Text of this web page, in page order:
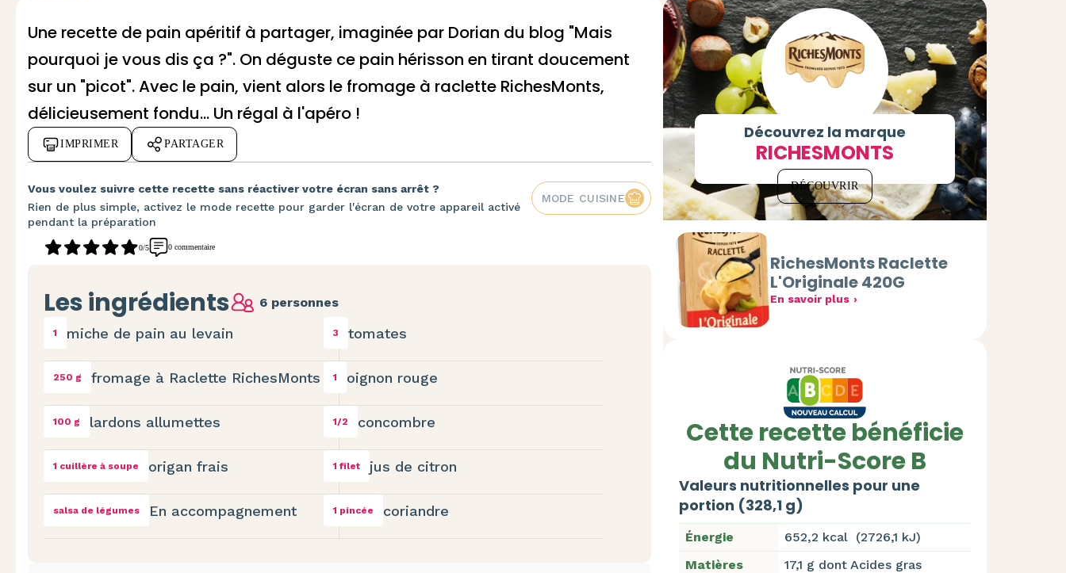
Une recette de pain apéritif à partager, imaginée par Dorian du blog "Mais
pourquoi je vous dis ça ?". On déguste ce pain hérisson en tirant doucement
sur un "picot". Avec le pain, vient alors le fromage à raclette RichesMonts,
délicieusement fondu... Un régal à l'apéro !
IMPRIMER PARTAGER
Vous voulez suivre cette recette sans réactiver votre écran sans arrêt ?
Rien de plus simple, activez le mode recette pour garder l'écran de votre appareil activé
pendant la préparation
MODE CUISINE
0/5 0 commentaire
Les ingrédients 6 personnes
1 miche de pain au levain
250 g fromage à Raclette RichesMonts
100 g lardons allumettes
1 cuillère à soupe origan frais
salsa de légumes En accompagnement
3 tomates
1 oignon rouge
1/2 concombre
1 filet jus de citron
1 pincée coriandre
Découvrez la marque
RICHESMONTS
DÉCOUVRIR
RichesMonts Raclette
L'Originale 420G
En savoir plus
Cette recette bénéficie
du Nutri-Score B
Valeurs nutritionnelles pour une
portion (328,1 g)
Énergie
652,2 kcal (2726,1 kJ)
Matières
17,1 g dont Acides gras